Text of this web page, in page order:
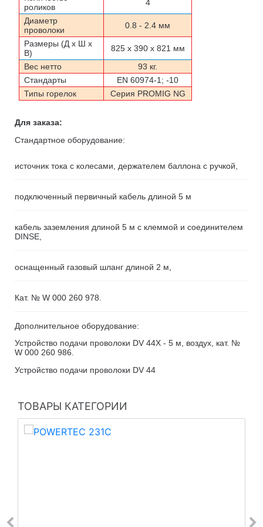
роликов
4
Диаметр
проволоки
0.8 - 2.4 мм
Размеры (Д х Ш х
В)
825 x 390 x 821 мм
Вес нетто
93 кг.
Стандарты
EN 60974-1; -10
Типы горелок
Серия PROMIG NG
Для заказа:
Стандартное оборудование:
источник тока с колесами, держателем баллона с ручкой,
подключенный первичный кабель длиной 5 м
кабель заземления длиной 5 м с клеммой и соединителем
DINSE,
оснащенный газовый шланг длиной 2 м,
Кат. № W 000 260 978.
Дополнительное оборудование:
Устройство подачи проволоки DV 44X - 5 м, воздух, кат. №
W 000 260 986.
Устройство подачи проволоки DV 44
ТОВАРЫ КАТЕГОРИИ